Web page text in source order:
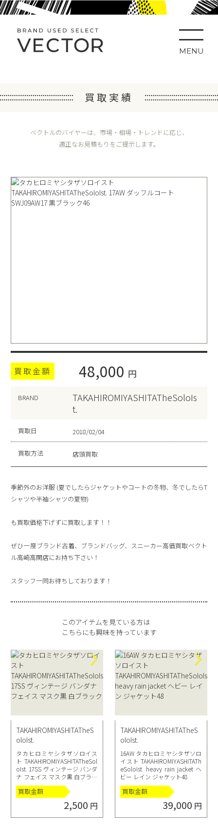
MENU
買取実績
ベクトルのバイヤーは、市場・相場・トレンドに応じ、
適正なお見積もりをご提示します。
買取金額 48,000 円
BRAND
TAKAHIROMIYASHITATheSoloIs
t.
買取日 2018/02/04
買取方法 店頭買取
季節外のお洋服 (夏でしたらジャケットやコートの冬物、冬でしたらT
シャツや半袖シャツの夏物)
も買取価格下げずに買取します！！
ぜひ一度ブランド古着、ブランドバッグ、スニーカー高価買取ベクト
ル高崎高関店にお持ち下さい！
スタッフ一同お待ちしております！
このアイテムを見ている方は
こちらにも興味を持っています
TAKAHIROMIYASHITATheS
oloIst.
タカヒロミヤシタザソロイス
ト TAKAHIROMIYASHITATheSol
oIst. 17SS ヴィンテージ バンダ
ナ フェイス マスク黒 白ブラッ
ク
買取金額
2,500 円
TAKAHIROMIYASHITATheS
oloIst.
16AW タカヒロミヤシタザソロ
イスト TAKAHIROMIYASHITATh
eSoloIst. heavy rain jacket ヘ
ビー レイン ジャケット48
買取金額
39,000 円